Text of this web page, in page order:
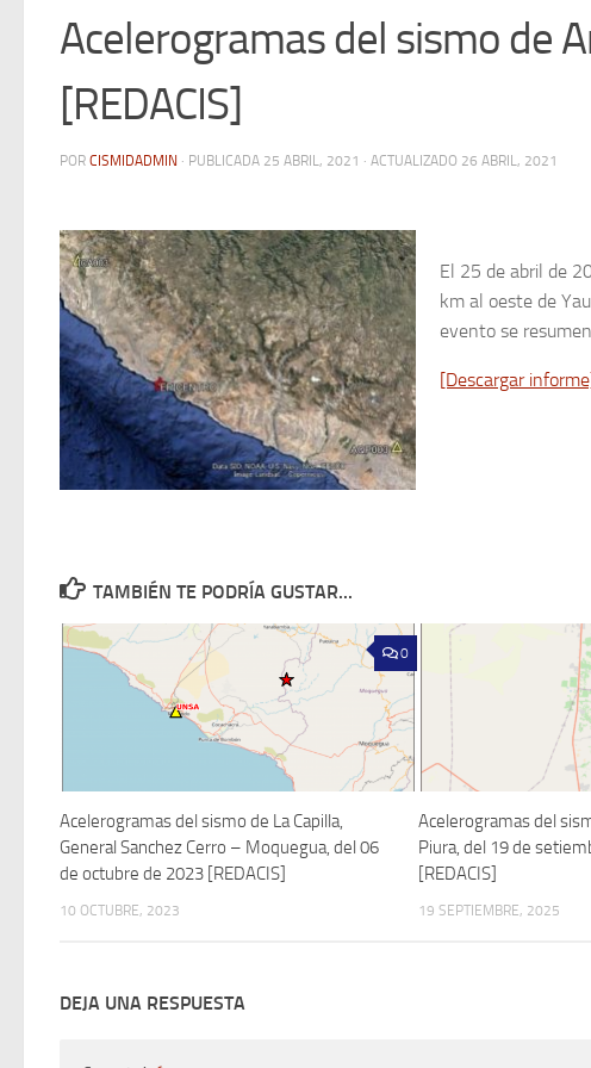
Acelerogramas del sismo de
[REDACIS]
POR CISMIDADMIN · PUBLICADA 25 ABRIL, 2021 · ACTUALIZADO 26 ABRIL, 2021
El 25 de abril de
km al oeste de
evento se
[Descargar
TAMBIÉN TE PODRÍA GUSTAR...
0
Acelerogramas del sismo de La Capilla,
General Sanchez Cerro – Moquegua, del 06
de octubre de 2023 [REDACIS]
10 OCTUBRE, 2023
Acelerogramas del
Piura, del 19 de
[REDACIS]
19 SEPTIEMBRE, 2025
DEJA UNA RESPUESTA